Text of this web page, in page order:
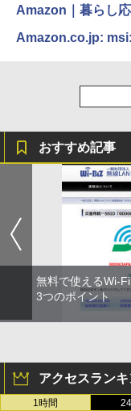
Amazon｜暮らし
Amazon.co.jp:
おすすめ記事
無料で使えるWi-
3つのポイント
アクセスラン
1時間